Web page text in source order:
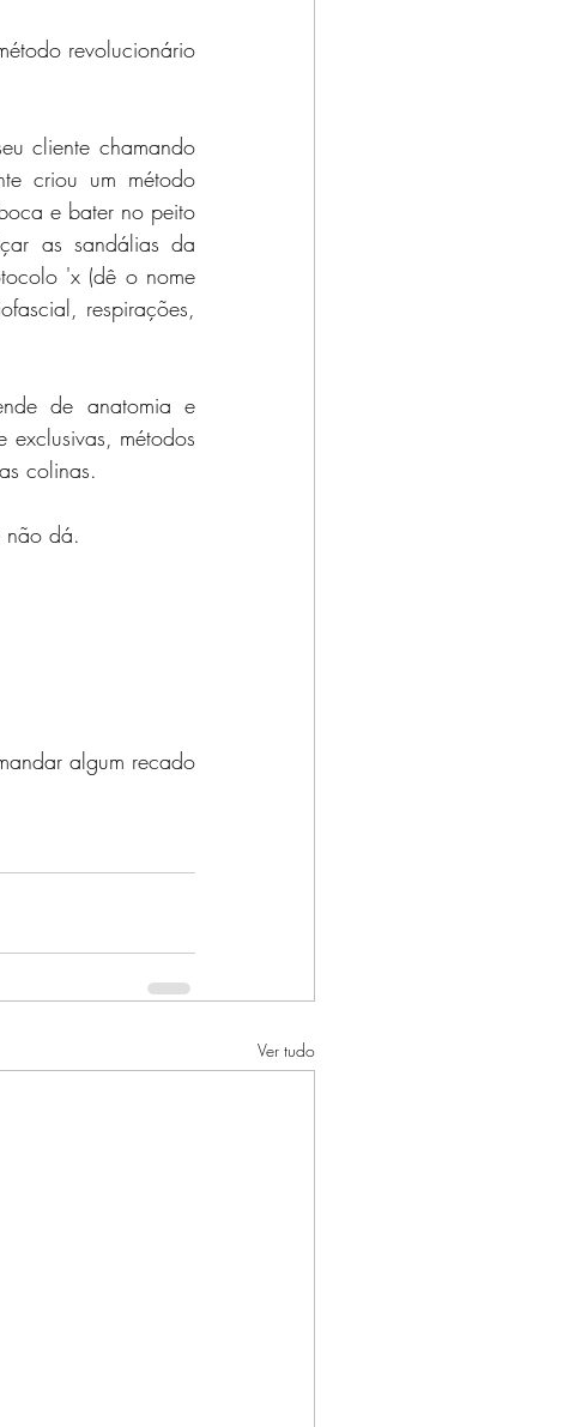
revolucionário
cliente chamando
criou um método
e bater no peito
as sandálias da
'x (dê o nome
respirações,
de anatomia e
métodos
colinas.
não dá.
algum recado
Ver tudo